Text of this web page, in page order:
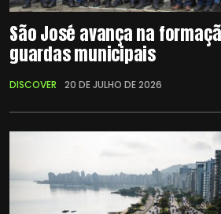
São José avança na
guardas municipais
DISCOVER 20 DE JULHO DE 2026